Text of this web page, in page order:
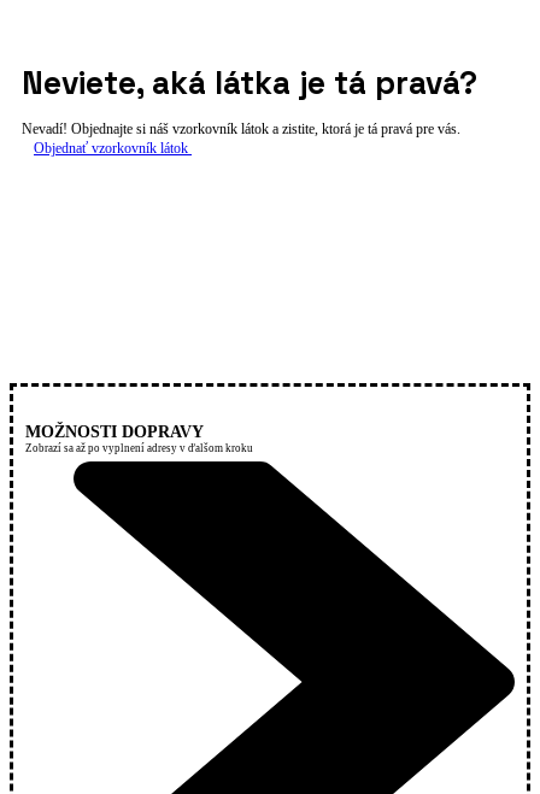
Neviete, aká látka je tá pravá?
Nevadí! Objednajte si náš vzorkovník látok a zistite, ktorá je tá pravá pre vás.
Objednať vzorkovník látok
MOŽNOSTI DOPRAVY
Zobrazí sa až po vyplnení adresy v ďalšom kroku